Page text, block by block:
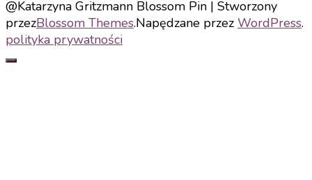
@Katarzyna Gritzmann Blossom Pin | Stworzony
przezBlossom Themes.Napędzane przez WordPress.
polityka prywatności